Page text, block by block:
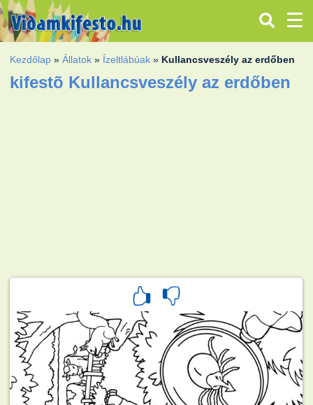
Kezdőlap »Állatok » Ízeltlábúak » Kullancsveszély az erdőben
kifestõ Kullancsveszély az erdőben